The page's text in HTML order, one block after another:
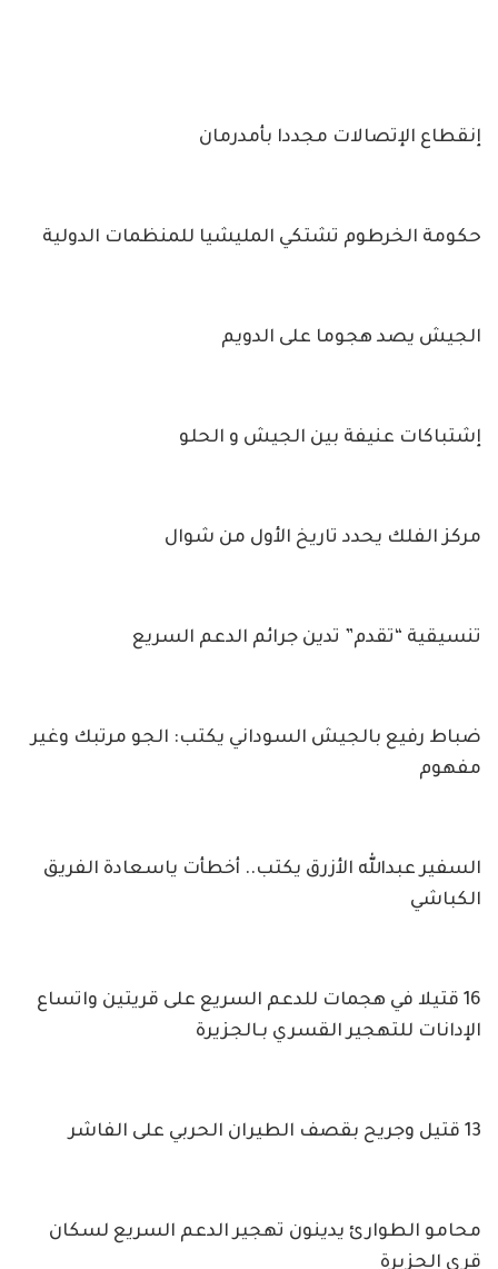
إنقطاع الإتصالات مجددا بأمدرمان
حكومة الخرطوم تشتكي المليشيا للمنظمات الدولية
الجيش يصد هجوما على الدويم
إشتباكات عنيفة بين الجيش و الحلو
مركز الفلك يحدد تاريخ الأول من شوال
تنسيقية “تقدم” تدين جرائم الدعم السريع
ضباط رفيع بالجيش السوداني يكتب: الجو مرتبك وغير
مفهوم
السفير عبدالله الأزرق يكتب.. أخطأت ياسعادة الفريق
الكباشي
16 قتيلا في هجمات للدعم السريع على قريتين واتساع
الإدانات للتهجير القسري بـالجزيرة
13 قتيل وجريح بقصف الطيران الحربي على الفاشر
محامو الطوارئ يدينون تهجير الدعم السريع لسكان
قرى الجزيرة